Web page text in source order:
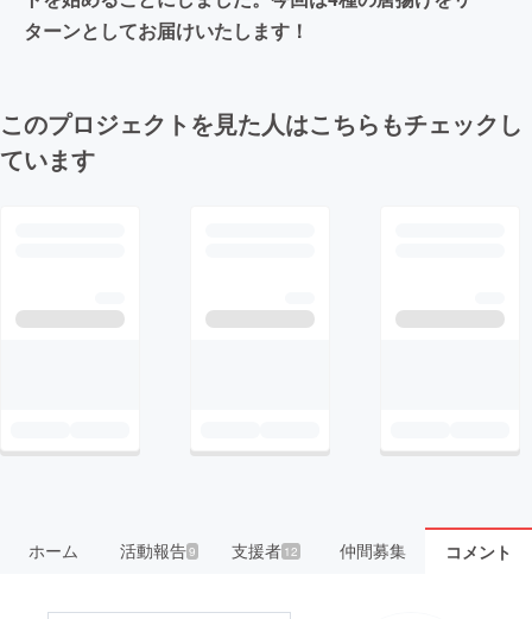
ターンとしてお届けいたします！
このプロジェクトを見た人はこちらもチェックし
ています
ホーム 活動報告9 支援者 12 仲間募集 コメント